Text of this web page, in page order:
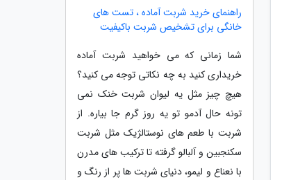
راهنمای خرید شربت آماده ، تست های
خانگی برای تشخیص شربت باکیفیت
شما زمانی که می خواهید شربت آماده
خریداری کنید به چه نکاتی توجه می کنید؟
هیچ چیز مثل یه لیوان شربت خنک نمی
تونه حال آدمو تو یه روز گرم جا بیاره. از
شربت با طعم های نوستالژیک مثل شربت
سکنجبین و آلبالو گرفته تا ترکیب های مدرن
با نعناع و لیمو، دنیای شربت ها پر از رنگ و